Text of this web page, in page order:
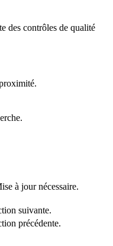
des contrôles de qualité
à jour nécessaire.
suivante.
précédente.